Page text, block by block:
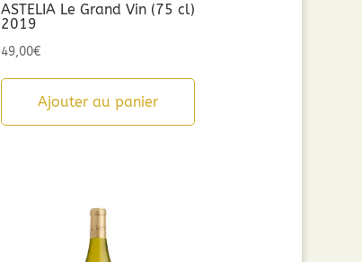
ASTELIA Le Grand Vin (75 cl)
2019
49,00€
Ajouter au panier